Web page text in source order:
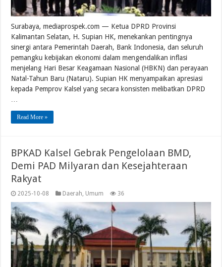
Surabaya, mediaprospek.com — Ketua DPRD Provinsi
Kalimantan Selatan, H. Supian HK, menekankan pentingnya
sinergi antara Pemerintah Daerah, Bank Indonesia, dan seluruh
pemangku kebijakan ekonomi dalam mengendalikan inflasi
menjelang Hari Besar Keagamaan Nasional (HBKN) dan perayaan
Natal-Tahun Baru (Nataru). Supian HK menyampaikan apresiasi
kepada Pemprov Kalsel yang secara konsisten melibatkan DPRD
…
Read More »
BPKAD Kalsel Gebrak Pengelolaan BMD,
Demi PAD Milyaran dan Kesejahteraan
Rakyat
2025-10-08 Daerah, Umum 36